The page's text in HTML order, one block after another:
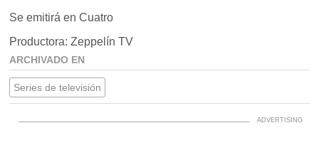
Se emitirá en Cuatro
Productora: Zeppelín TV
ARCHIVADO EN
Series de televisión